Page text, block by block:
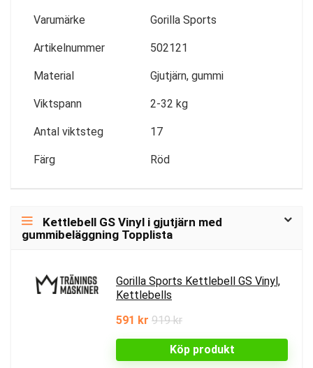
Varumärke Gorilla Sports
Artikelnummer 502121
Material Gjutjärn, gummi
Viktspann 2-32 kg
Antal viktsteg 17
Färg Röd
Kettlebell GS Vinyl i gjutjärn med
gummibeläggning Topplista
Gorilla Sports Kettlebell GS Vinyl,
Kettlebells
591 kr 919 kr
Köp produkt